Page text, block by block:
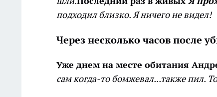
подходил близко. Я ничего не видел!
Через несколько часов после
Уже днем на месте обитания
сам когда-то бомжевал...также пил.